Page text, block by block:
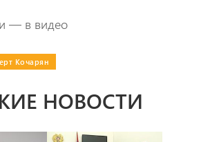
— в видео
Кочарян
НОВОСТИ